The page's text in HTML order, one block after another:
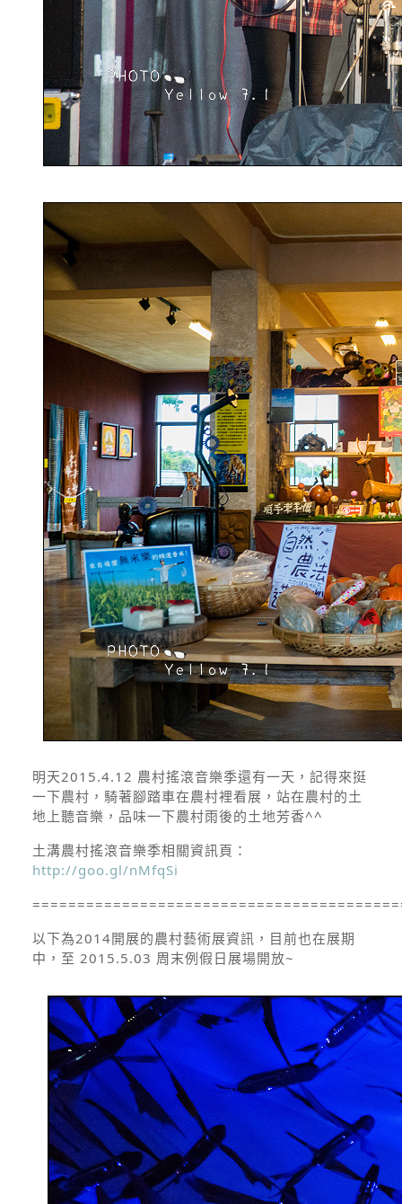
明天2015.4.12 農村搖滾音樂季還有一天，記得來挺
一下農村，騎著腳踏車在農村裡看展，站在農村的土
地上聽音樂，品味一下農村雨後的土地芳香^^
土溝農村搖滾音樂季相關資訊頁：
http://goo.gl/nMfqSi
以下為2014開展的農村藝術展資訊，目前也在展期
中，至 2015.5.03 周末例假日展場開放~